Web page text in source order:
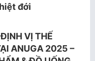
đới
VỊ THẾ
ANUGA 2025 –